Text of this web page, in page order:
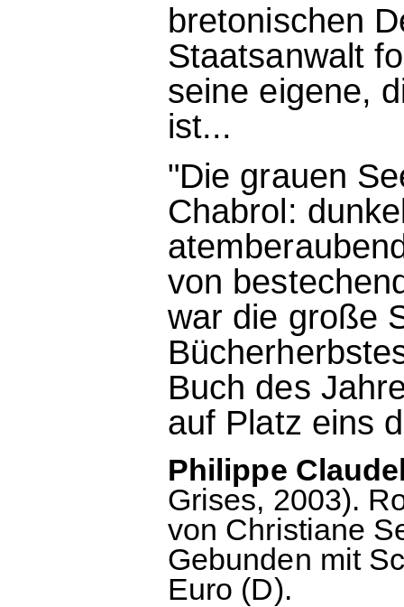
bretonischen
Staatsanwalt
seine eigene,
ist...
"Die grauen
Chabrol:
von
war die große
Buch des
auf Platz eins
Philippe
Grises, 2003).
von Christiane
Gebunden mit
Euro (D).